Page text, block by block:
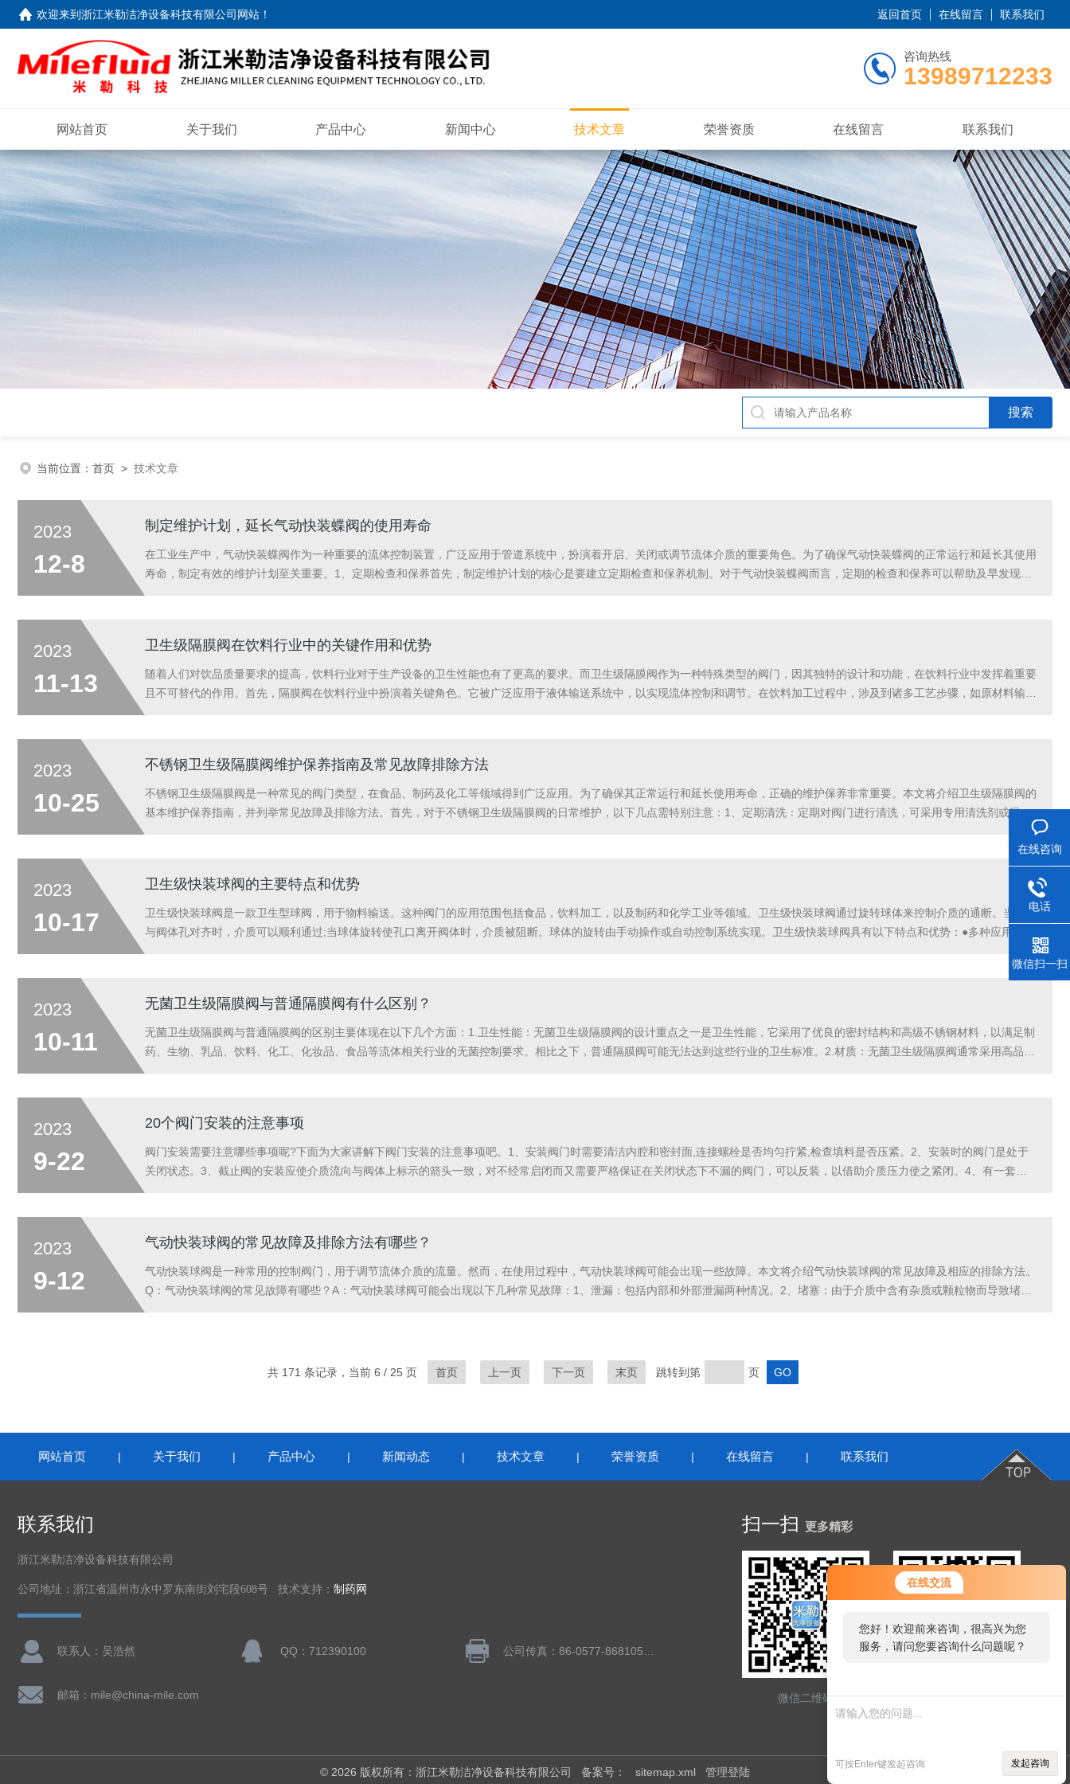
在线交流
您好！欢迎前来咨询，很高兴为您
服务，请问您要咨询什么问题呢？
可按Enter键发起咨询 发起咨询
欢迎来到浙江米勒洁净设备科技有限公司网站 ！ 返回首页 在线留言 联系我们
咨询热线
13989712233
网站首页 关于我们 产品中心 新闻中心 技术文章 荣誉资质 在线留言 联系我们
当前位置： 首页 > 技术文章
2023
12-8
制定维护计划，延长气动快装蝶阀的使用寿命
在工业生产中，气动快装蝶阀作为一种重要的流体控制装置，广泛应用于管道系统中，扮演着开启、关闭或调节流体介质的重要角色。为了确保气动快装蝶阀的正常运行和延长其使用
寿命，制定有效的维护计划至关重要。1、定期检查和保养首先，制定维护计划的核心是要建立定期检查和保养机制。对于气动快装蝶阀而言，定期的检查和保养可以帮助及早发现问
2023
11-13
卫生级隔膜阀在饮料行业中的关键作用和优势
随着人们对饮品质量要求的提高，饮料行业对于生产设备的卫生性能也有了更高的要求。而卫生级隔膜阀作为一种特殊类型的阀门，因其独特的设计和功能，在饮料行业中发挥着重要
且不可替代的作用。首先，隔膜阀在饮料行业中扮演着关键角色。它被广泛应用于液体输送系统中，以实现流体控制和调节。在饮料加工过程中，涉及到诸多工艺步骤，如原材料输
2023
10-25
不锈钢卫生级隔膜阀维护保养指南及常见故障排除方法
不锈钢卫生级隔膜阀是一种常见的阀门类型，在食品、制药及化工等领域得到广泛应用。为了确保其正常运行和延长使用寿命，正确的维护保养非常重要。本文将介绍卫生级隔膜阀的
基本维护保养指南，并列举常见故障及排除方法。首先，对于不锈钢卫生级隔膜阀的日常维护，以下几点需特别注意：1、定期清洗：定期对阀门进行清洗，可采用专用清洗剂或温水
2023
10-17
卫生级快装球阀的主要特点和优势
卫生级快装球阀是一款卫生型球阀，用于物料输送。这种阀门的应用范围包括食品，饮料加工，以及制药和化学工业等领域。卫生级快装球阀通过旋转球体来控制介质的通断。当球体
与阀体孔对齐时，介质可以顺利通过;当球体旋转使孔口离开阀体时，介质被阻断。球体的旋转由手动操作或自动控制系统实现。卫生级快装球阀具有以下特点和优势：●多种应用领
2023
10-11
无菌卫生级隔膜阀与普通隔膜阀有什么区别？
无菌卫生级隔膜阀与普通隔膜阀的区别主要体现在以下几个方面：1.卫生性能：无菌卫生级隔膜阀的设计重点之一是卫生性能，它采用了优良的密封结构和高级不锈钢材料，以满足制
药、生物、乳品、饮料、化工、化妆品、食品等流体相关行业的无菌控制要求。相比之下，普通隔膜阀可能无法达到这些行业的卫生标准。2.材质：无菌卫生级隔膜阀通常采用高品质
2023
9-22
20个阀门安装的注意事项
阀门安装需要注意哪些事项呢?下面为大家讲解下阀门安装的注意事项吧。1、安装阀门时需要清洁内腔和密封面,连接螺栓是否均匀拧紧,检查填料是否压紧。2、安装时的阀门是处于
关闭状态。3、截止阀的安装应使介质流向与阀体上标示的箭头一致，对不经常启闭而又需要严格保证在关闭状态下不漏的阀门，可以反装，以借助介质压力使之紧闭。4、有一套正
2023
9-12
气动快装球阀的常见故障及排除方法有哪些？
气动快装球阀是一种常用的控制阀门，用于调节流体介质的流量。然而，在使用过程中，气动快装球阀可能会出现一些故障。本文将介绍气动快装球阀的常见故障及相应的排除方法。
Q：气动快装球阀的常见故障有哪些？A：气动快装球阀可能会出现以下几种常见故障：1、泄漏：包括内部和外部泄漏两种情况。2、堵塞：由于介质中含有杂质或颗粒物而导致堵
共 171 条记录，当前 6 / 25 页 首页 上一页 下一页 末页 跳转到第 页
网站首页 | 关于我们 | 产品中心 | 新闻动态 | 技术文章 | 荣誉资质 | 在线留言 | 联系我们
联系我们
浙江米勒洁净设备科技有限公司
公司地址：浙江省温州市永中罗东南街刘宅段608号 技术支持： 制药网
联系人：吴浩然 QQ：712390100
邮箱：mile@china-mile.com
扫一扫 更多精彩
微信二维码
© 2026 版权所有：浙江米勒洁净设备科技有限公司 备案号： sitemap.xml 管理登陆
在线咨询
电话
微信扫一扫